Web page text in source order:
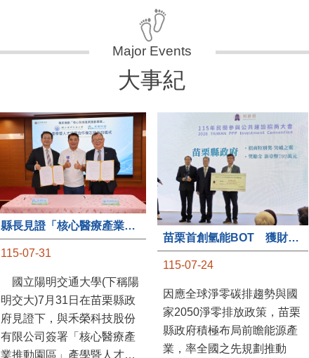
大事紀
縣長見證「核心醫療產業推動園區」產學合作簽約儀式
115-07-31
國立陽明交通大學(下稱陽
明交大)7月31日在苗栗縣政
府見證下，與禾榮科技股份
有限公司簽署「核心醫療產
業推動園區」產學暨人才培
苗栗首創氫能BOT 獲財政部「突破之翼」肯定
115-07-24
因應全球淨零碳排趨勢與國
家2050淨零排放政策，苗栗
縣政府積極布局前瞻能源產
業，率全國之先規劃推動